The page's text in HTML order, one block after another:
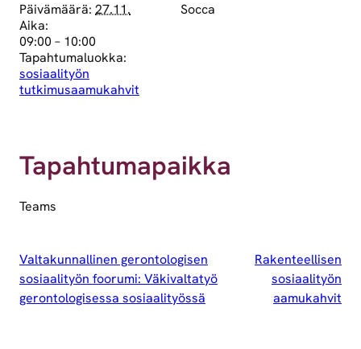
Päivämäärä: 27.11.
Aika:
09:00 – 10:00
Tapahtumaluokka:
sosiaalityön
tutkimusaamukahvit
Socca
Tapahtumapaikka
Teams
Valtakunnallinen gerontologisen
sosiaalityön foorumi: Väkivaltatyö
gerontologisessa sosiaalityössä
Rakenteellisen
sosiaalityön
aamukahvit